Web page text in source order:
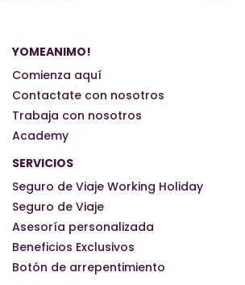
YOMEANIMO!
Comienza aquí
Contactate con nosotros
Trabaja con nosotros
Academy
SERVICIOS
Seguro de Viaje Working Holiday
Seguro de Viaje
Asesoría personalizada
Beneficios Exclusivos
Botón de arrepentimiento